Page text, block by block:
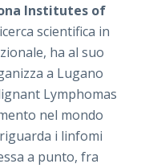
Institutes of
scientifica in
ha al suo
a Lugano
Lymphomas
nel mondo
i linfomi
a punto, fra